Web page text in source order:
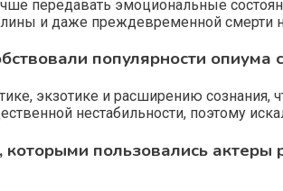
передавать эмоциональные
и даже преждевременной смерти
популярности опиума
экзотике и расширению сознания,
нестабильности, поэтому
пользовались